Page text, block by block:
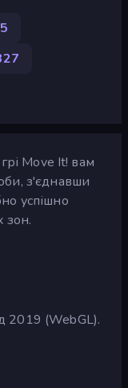
Move It! вам
з'єднавши
успішно
зон.
2019 (WebGL).